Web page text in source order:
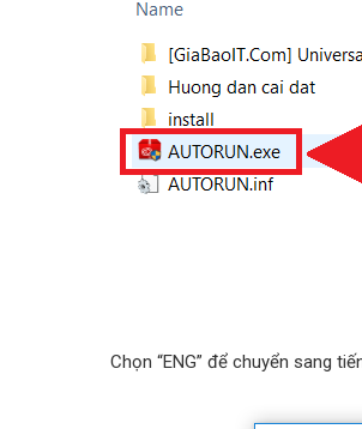
Chọn “ENG” để chuyển sang